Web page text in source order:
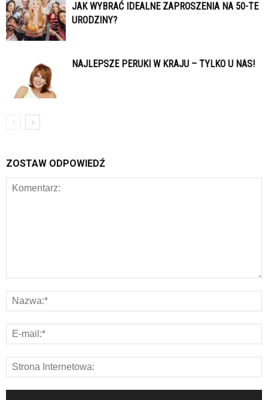
JAK WYBRAĆ IDEALNE ZAPROSZENIA NA 50-TE
URODZINY?
NAJLEPSZE PERUKI W KRAJU – TYLKO U NAS!
ZOSTAW ODPOWIEDŹ